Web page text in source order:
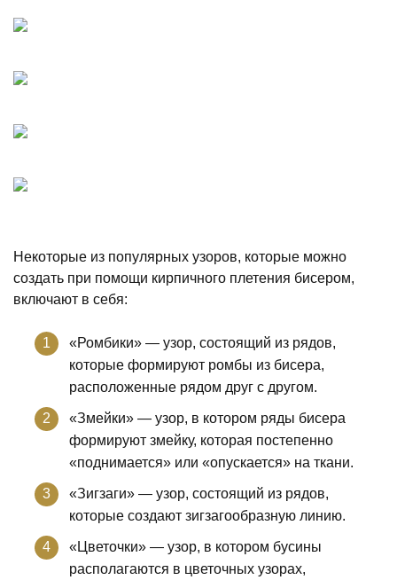
Некоторые из популярных узоров, которые можно
создать при помощи кирпичного плетения бисером,
включают в себя:
«Ромбики» — узор, состоящий из рядов,
которые формируют ромбы из бисера,
расположенные рядом друг с другом.
«Змейки» — узор, в котором ряды бисера
формируют змейку, которая постепенно
«поднимается» или «опускается» на ткани.
«Зигзаги» — узор, состоящий из рядов,
которые создают зигзагообразную линию.
«Цветочки» — узор, в котором бусины
располагаются в цветочных узорах,